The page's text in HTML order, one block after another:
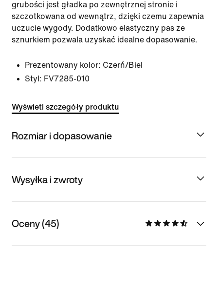
grubości jest gładka po zewnętrznej stronie i
szczotkowana od wewnątrz, dzięki czemu zapewnia
uczucie wygody. Dodatkowo elastyczny pas ze
sznurkiem pozwala uzyskać idealne dopasowanie.
Prezentowany kolor: Czerń/Biel
Styl: FV7285-010
Wyświetl szczegóły produktu
Rozmiar i dopasowanie
Wysyłka i zwroty
Oceny (45)